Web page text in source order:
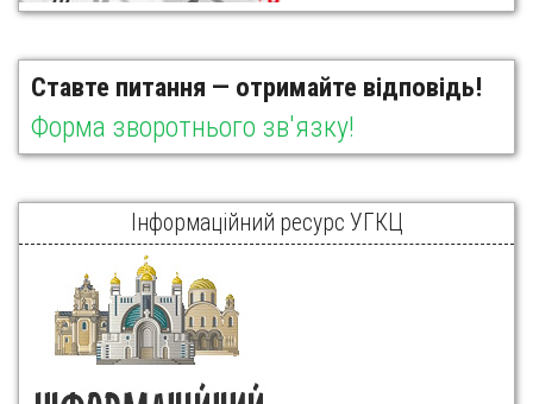
Ставте питання — отримайте відповідь!
Форма зворотнього зв'язку!
Інформаційний ресурс УГКЦ